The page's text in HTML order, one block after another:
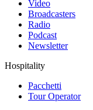
Video
Broadcasters
Radio
Podcast
Newsletter
Hospitality
Pacchetti
Tour Operator